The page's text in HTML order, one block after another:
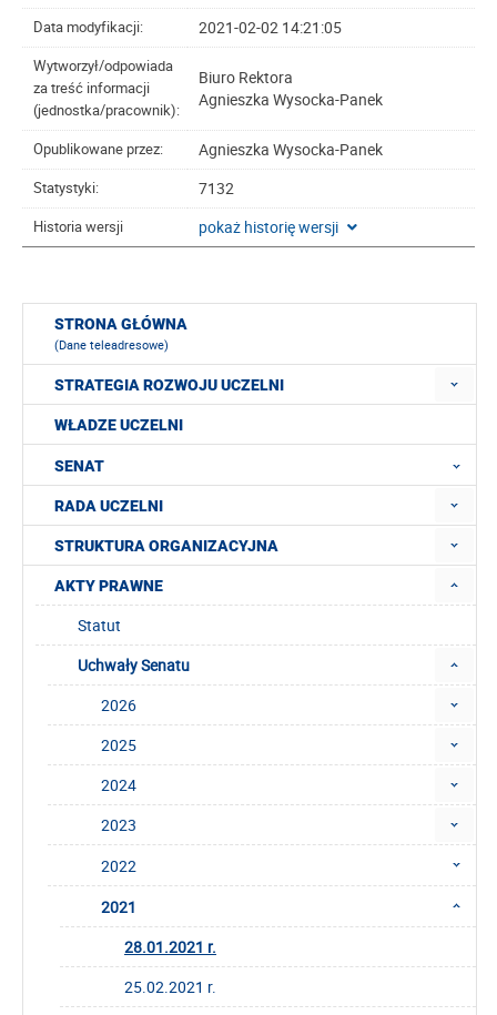
Data modyfikacji: 2021-02-02 14:21:05
Wytworzył/odpowiada
za treść informacji
(jednostka/pracownik):
Biuro Rektora
Agnieszka Wysocka-Panek
Opublikowane przez: Agnieszka Wysocka-Panek
Statystyki: 7132
Historia wersji pokaż historię wersji
STRONA GŁÓWNA
(Dane teleadresowe)
STRATEGIA ROZWOJU UCZELNI
WŁADZE UCZELNI
SENAT
RADA UCZELNI
STRUKTURA ORGANIZACYJNA
AKTY PRAWNE
Statut
Uchwały Senatu
2026
2025
2024
2023
2022
2021
28.01.2021 r.
25.02.2021 r.